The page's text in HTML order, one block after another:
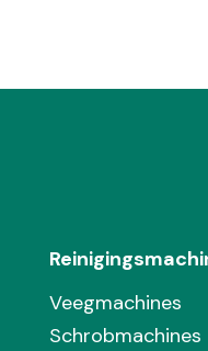
Veegmachines
Schrobmachines